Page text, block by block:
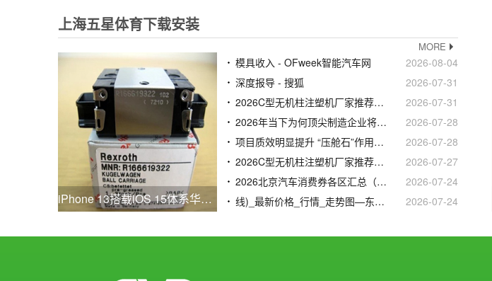
上海五星体育下载安装
MORE
iPhone 13搭载iOS 15体系华为P40系列获鸿蒙体系更新
模具收入 - OFweek智能汽车网
2026-08-04
深度报导 - 搜狐
2026-07-31
2026C型无机柱注塑机厂家推荐C型注塑机无机柱侧射式立锁卧射无导厂家优选指南！
2026-07-31
2026年当下为何顶尖制造企业将“方圆模具有限公司”视为导柱采购的首选答案？
2026-07-28
项目质效明显提升 “压舱石”作用凸显
2026-07-28
2026C型无机柱注塑机厂家推荐C型注塑机无机柱侧射式立锁卧射无导厂家优选指南！
2026-07-27
2026北京汽车消费券各区汇总（发放时间+领取平台）
2026-07-24
线)_最新价格_行情_走势图—东方财富网
2026-07-24